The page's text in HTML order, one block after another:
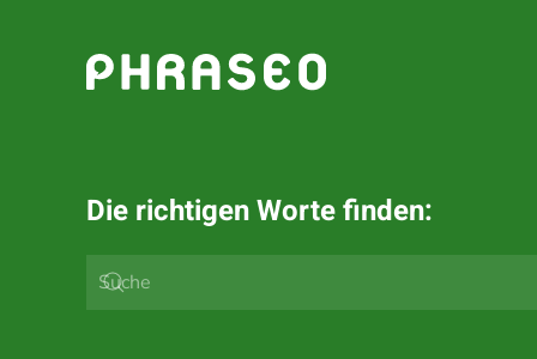
Zum Hauptinhalt springen
Die richtigen Worte finden: